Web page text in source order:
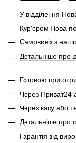
У відділення
Кур'єром Нова
Самовивіз з
Детальніше про
Готовою при
Через Приват24
Через касу або
Детальніше про
Гарантія від